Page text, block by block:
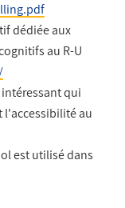
dédiée aux
au R-U
qui
l'accessibilité au
est utilisé dans